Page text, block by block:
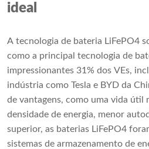
ideal
A tecnologia de bateria LiFePO4
como a principal tecnologia de
impressionantes 31% dos VEs,
indústria como Tesla e BYD da
de vantagens, como uma vida útil
densidade de energia, menor
superior, as baterias LiFePO4
sistemas de armazenamento de